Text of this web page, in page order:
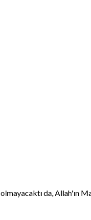
da, Allah'ın